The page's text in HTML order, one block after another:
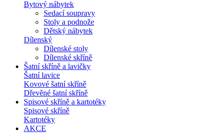
Bytový nábytek
Sedací soupravy
Stoly a podnože
Dětský nábytek
Dílenský
Dílenské stoly
Dílenské skříně
Šatní skříně a lavičky
Šatní lavice
Kovové šatní skříně
Dřevěné šatní skříně
Spisové skříně a kartotéky
Spisové skříně
Kartotéky
AKCE